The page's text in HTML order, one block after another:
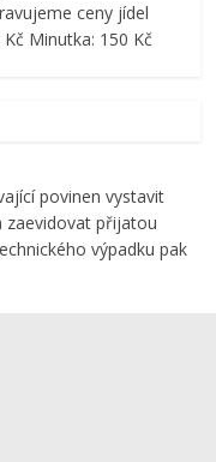
ceny jídel
Minutka: 150 Kč
povinen vystavit
zaevidovat přijatou
výpadku pak